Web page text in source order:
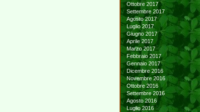
Ottobre 2017
Settembre 2017
Agosto 2017
Luglio 2017
Giugno 2017
Aprile 2017
Marzo 2017
Febbraio 2017
Gennaio 2017
Dicembre 2016
Novembre 2016
Ottobre 2016
Settembre 2016
Agosto 2016
Luglio 2016